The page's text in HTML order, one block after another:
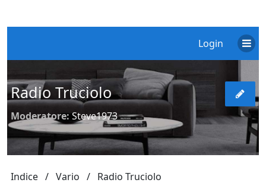
Login
Radio Truciolo
Moderatore:Steve1973
Indice Vario Radio Truciolo